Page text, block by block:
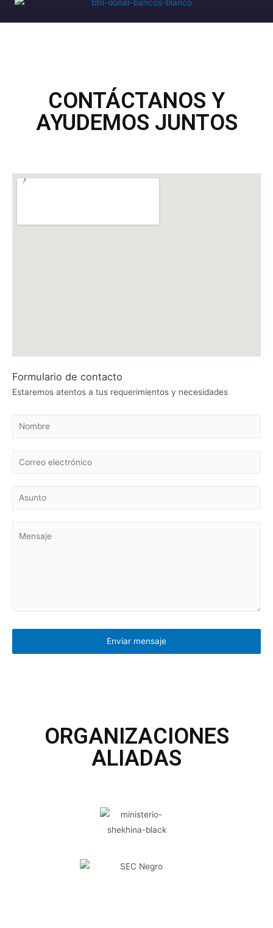
CONTÁCTANOS Y
AYUDEMOS JUNTOS
Formulario de contacto
Estaremos atentos a tus requerimientos y necesidades
Enviar mensaje
ORGANIZACIONES
ALIADAS